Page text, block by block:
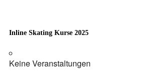
Inline Skating Kurse 2025
Keine Veranstaltungen